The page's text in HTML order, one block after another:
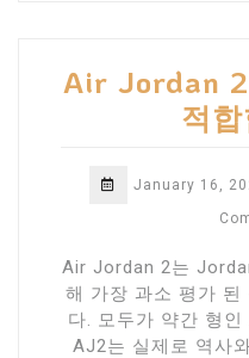
Air Jordan
적
January 16,
Air Jordan 2는
해 가장 과소 평가 된
다. 모두가 약간 형
AJ2는 실제로 역사